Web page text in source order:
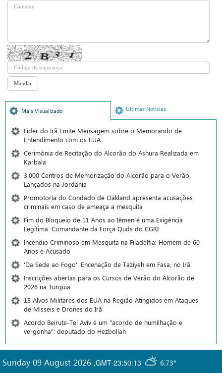
Mais Visualizado Últimas Notícias
Líder do Irã Emite Mensagem sobre o Memorando de
Entendimento com os EUA
Cerimônia de Recitação do Alcorão do Ashura Realizada em
Karbala
3.000 Centros de Memorização do Alcorão para o Verão
Lançados na Jordânia
Promotoria do Condado de Oakland apresenta acusações
criminais em caso de ameaça a mesquita
Fim do Bloqueio de 11 Anos ao Iêmen é uma Exigência
Legítima: Comandante da Força Quds do CGRI
Incêndio Criminoso em Mesquita na Filadélfia: Homem de 60
Anos é Acusado
'Da Sede ao Fogo': Encenação de Taziyeh em Fasa, no Irã
Inscrições abertas para os Cursos de Verão do Alcorão de
2026 na Turquia
18 Alvos Militares dos EUA na Região Atingidos em Ataques
de Mísseis e Drones do Irã
Acordo Beirute-Tel Aviv é um "acordo de humilhação e
vergonha": deputado do Hezbollah
GMT-23:50:13 6.73°
Sunday 09 August 2026 ,